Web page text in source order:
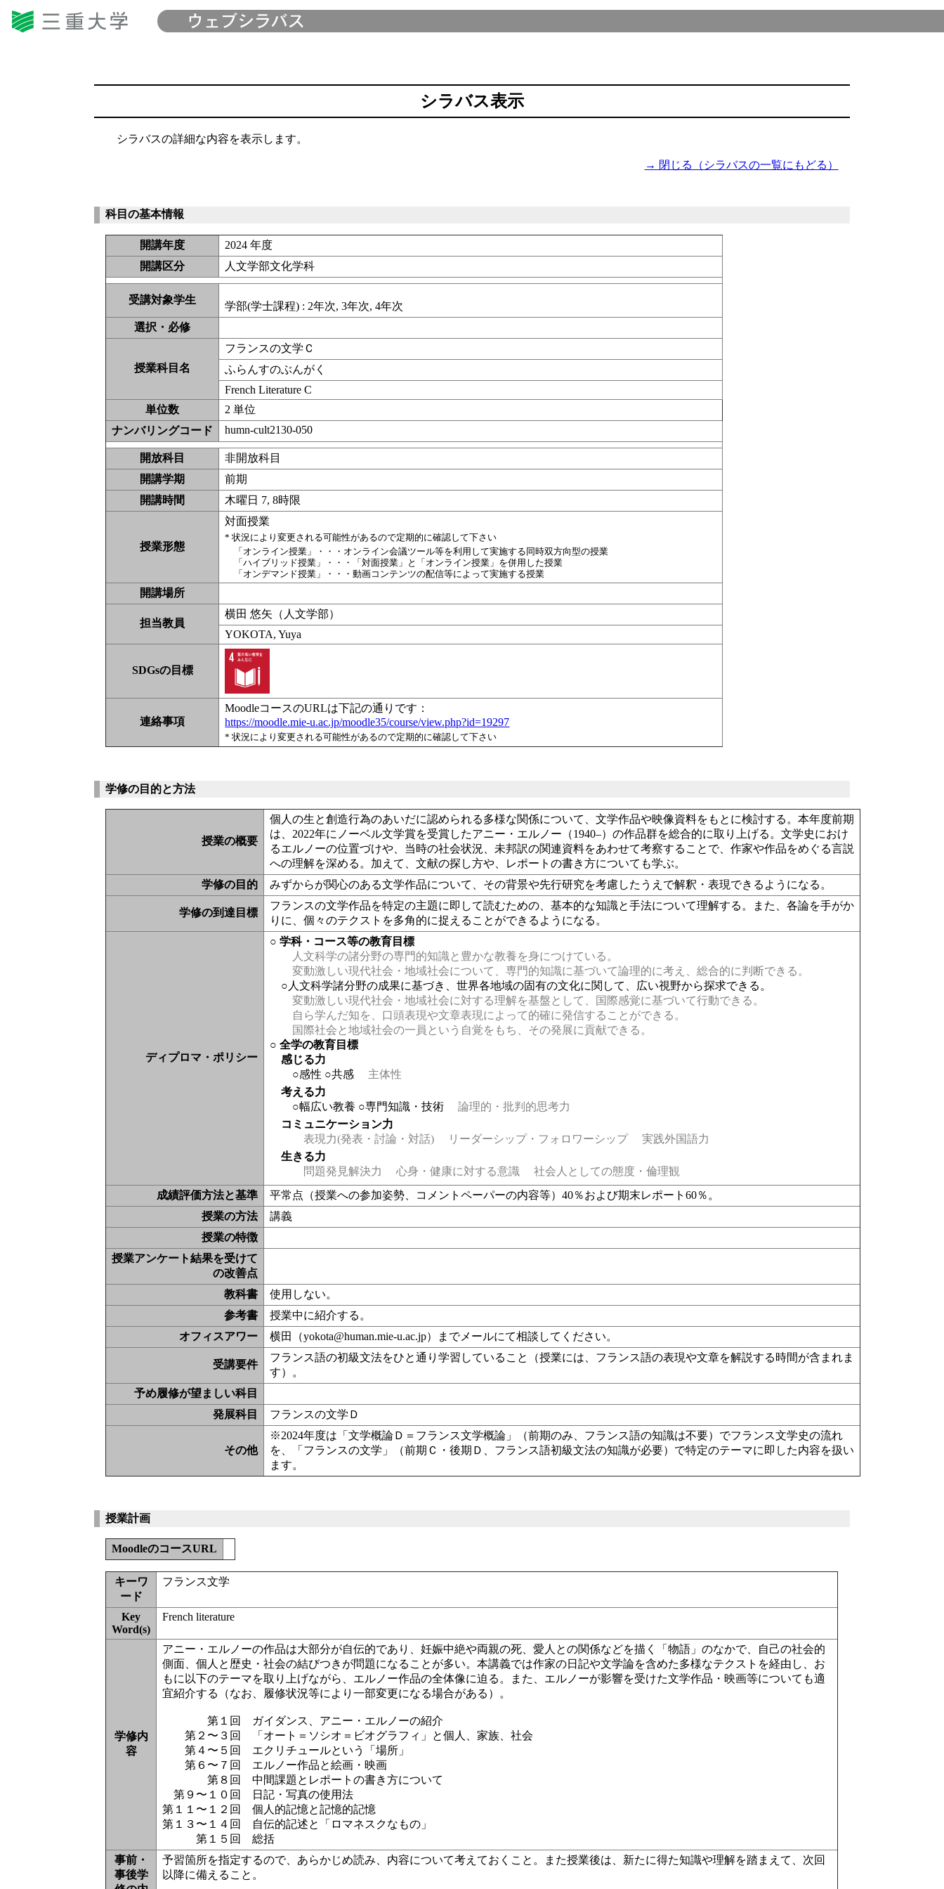
シラバス表示
シラバスの詳細な内容を表示します。
→ 閉じる（シラバスの一覧にもどる）
科目の基本情報
開講年度
2024 年度
開講区分
人文学部文化学科
受講対象学生
学部(学士課程) : 2年次, 3年次, 4年次
選択・必修
授業科目名
フランスの文学Ｃ
ふらんすのぶんがく
French Literature C
単位数
2 単位
ナンバリングコード
humn-cult2130-050
開放科目
非開放科目
開講学期
前期
開講時間
木曜日 7, 8時限
授業形態
対面授業
* 状況により変更される可能性があるので定期的に確認して下さい
「オンライン授業」・・・オンライン会議ツール等を利用して実施する同時双方向型の授業
「ハイブリッド授業」・・・「対面授業」と「オンライン授業」を併用した授業
「オンデマンド授業」・・・動画コンテンツの配信等によって実施する授業
開講場所
担当教員
横田 悠矢（人文学部）
YOKOTA, Yuya
SDGsの目標
連絡事項
MoodleコースのURLは下記の通りです：
https://moodle.mie-u.ac.jp/moodle35/course/view.php?id=19297
* 状況により変更される可能性があるので定期的に確認して下さい
学修の目的と方法
授業の概要
個人の生と創造行為のあいだに認められる多様な関係について、文学作品や映像資料をもとに検討する。本年度前期
は、2022年にノーベル文学賞を受賞したアニー・エルノー（1940–）の作品群を総合的に取り上げる。文学史におけ
るエルノーの位置づけや、当時の社会状況、未邦訳の関連資料をあわせて考察することで、作家や作品をめぐる言説
への理解を深める。加えて、文献の探し方や、レポートの書き方についても学ぶ。
学修の目的
みずからが関心のある文学作品について、その背景や先行研究を考慮したうえで解釈・表現できるようになる。
学修の到達目標
フランスの文学作品を特定の主題に即して読むための、基本的な知識と手法について理解する。また、各論を手がか
りに、個々のテクストを多角的に捉えることができるようになる。
ディプロマ・ポリシー
○ 学科・コース等の教育目標
人文科学の諸分野の専門的知識と豊かな教養を身につけている。
変動激しい現代社会・地域社会について、専門的知識に基づいて論理的に考え、総合的に判断できる。
○人文科学諸分野の成果に基づき、世界各地域の固有の文化に関して、広い視野から探求できる。
変動激しい現代社会・地域社会に対する理解を基盤として、国際感覚に基づいて行動できる。
自ら学んだ知を、口頭表現や文章表現によって的確に発信することができる。
国際社会と地域社会の一員という自覚をもち、その発展に貢献できる。
○ 全学の教育目標
感じる力
○感性 ○共感
主体性
考える力
○幅広い教養 ○専門知識・技術
論理的・批判的思考力
コミュニケーション力
表現力(発表・討論・対話)
リーダーシップ・フォロワーシップ
実践外国語力
生きる力
問題発見解決力
心身・健康に対する意識
社会人としての態度・倫理観
成績評価方法と基準
平常点（授業への参加姿勢、コメントペーパーの内容等）40％および期末レポート60％。
授業の方法
講義
授業の特徴
授業アンケート結果を受けて
の改善点
教科書
使用しない。
参考書
授業中に紹介する。
オフィスアワー
横田（yokota@human.mie-u.ac.jp）までメールにて相談してください。
受講要件
フランス語の初級文法をひと通り学習していること（授業には、フランス語の表現や文章を解説する時間が含まれま
す）。
予め履修が望ましい科目
発展科目
フランスの文学Ｄ
その他
※2024年度は「文学概論Ｄ＝フランス文学概論」（前期のみ、フランス語の知識は不要）でフランス文学史の流れ
を、「フランスの文学」（前期Ｃ・後期Ｄ、フランス語初級文法の知識が必要）で特定のテーマに即した内容を扱い
ます。
授業計画
MoodleのコースURL
キーワ
ード
フランス文学
Key
Word(s)
French literature
学修内
容
アニー・エルノーの作品は大部分が自伝的であり、妊娠中絶や両親の死、愛人との関係などを描く「物語」のなかで、自己の社会的
側面、個人と歴史・社会の結びつきが問題になることが多い。本講義では作家の日記や文学論を含めた多様なテクストを経由し、お
もに以下のテーマを取り上げながら、エルノー作品の全体像に迫る。また、エルノーが影響を受けた文学作品・映画等についても適
宜紹介する（なお、履修状況等により一部変更になる場合がある）。
第１回 ガイダンス、アニー・エルノーの紹介
第２〜３回 「オート＝ソシオ＝ビオグラフィ」と個人、家族、社会
第４〜５回 エクリチュールという「場所」
第６〜７回 エルノー作品と絵画・映画
第８回 中間課題とレポートの書き方について
第９〜１０回 日記・写真の使用法
第１１〜１２回 個人的記憶と記憶的記憶
第１３〜１４回 自伝的記述と「ロマネスクなもの」
第１５回 総括
事前・
事後学
予習箇所を指定するので、あらかじめ読み、内容について考えておくこと。また授業後は、新たに得た知識や理解を踏まえて、次回
以降に備えること。